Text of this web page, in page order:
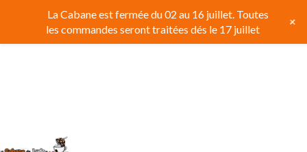
contenu
La Cabane est fermée du 02 au 16 juillet. Toutes
les commandes seront traitées dés le 17 juillet
+